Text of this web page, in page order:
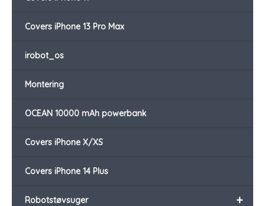
Covers iPhone 13 Pro Max
irobot_os
Montering
OCEAN 10000 mAh powerbank
Covers iPhone X/XS
Covers iPhone 14 Plus
+
Robotstøvsuger